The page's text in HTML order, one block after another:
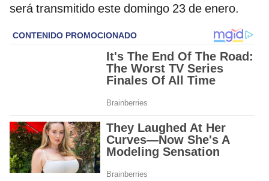
será transmitido este domingo 23 de enero.